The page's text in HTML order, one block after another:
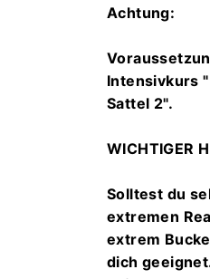
Achtung:
Intensivkurs
Sattel 2".
WICHTIGER
Solltest du
extremen
extrem
dich